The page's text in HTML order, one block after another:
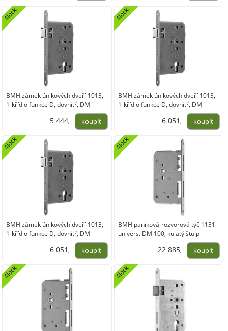
BMH zámek únikových dveří 1013,
1-křídlo funkce D, dovnitř, DM
4lock
5 444,-
BMH zámek únikových dveří 1013,
1-křídlo funkce D, dovnitř, DM
4lock
6 051 ,-
BMH zámek únikových dveří 1013,
1-křídlo funkce D, dovnitř, DM
4lock
6 051,-
5 000,52
BMH paniková-rozvorová tyč 1131
univers. DM 100, kulatý štulp
4lock
22 885,-
18 913,16
4lock 4lock